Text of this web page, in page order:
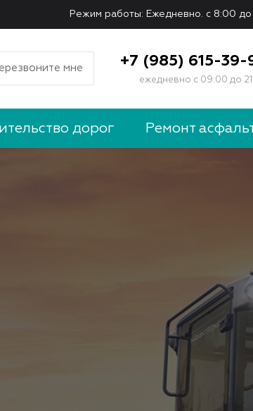
Режим работы: Ежедневно. с 8:00 до
мне +7 (985) 615-39-
ежедневно с 09:00 до
дорог Ремонт